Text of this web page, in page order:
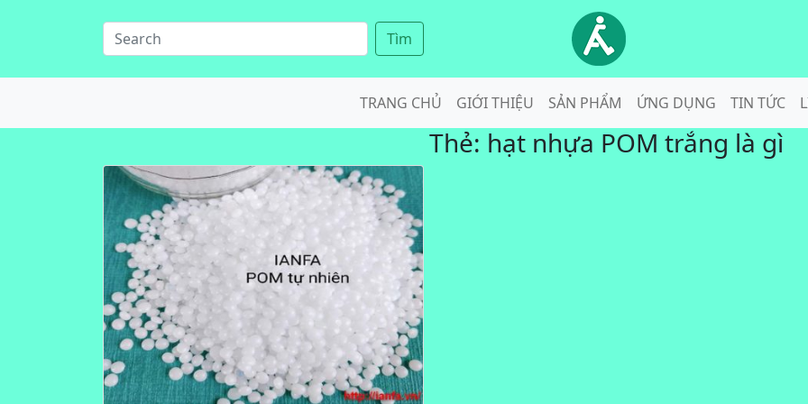
Tìm
TRANG CHỦ GIỚI THIỆU SẢN PHẨM ỨNG DỤNG TIN TỨC
Thẻ: hạt nhựa POM trắng là gì